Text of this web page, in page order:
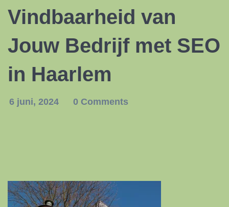
Vindbaarheid van
Jouw Bedrijf met SEO
in Haarlem
6 juni, 2024 0 Comments